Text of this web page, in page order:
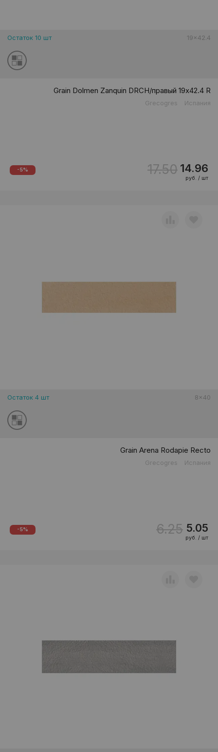
Остаток 10 шт 19x42.4
Grain Dolmen Zanquin DRCH/правый 19x42.4 R
Grecogres Испания
-5% 17.50 14.96
руб. / шт
Остаток 4 шт 8x40
Grain Arena Rodapie Recto
Grecogres Испания
-5% 6.25 5.05
руб. / шт